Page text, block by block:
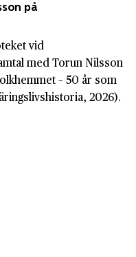
på
vid
med Torun Nilsson
– 50 år som
2026).